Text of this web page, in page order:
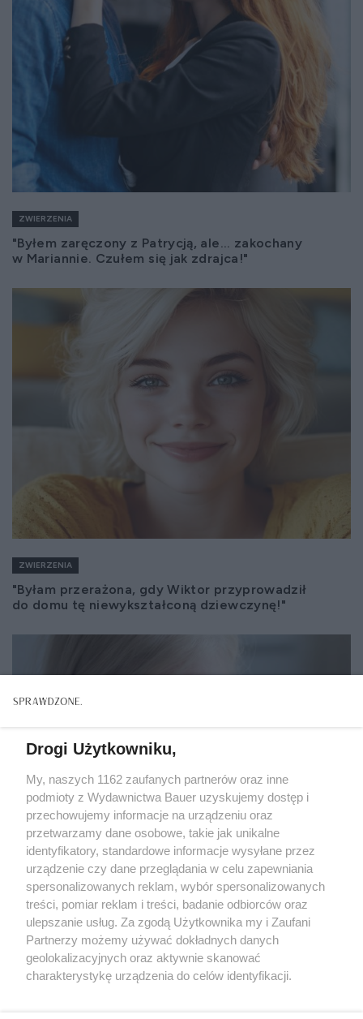
ZWIERZENIA
"Byłem zaręczony z Patrycją, ale... zakochany
w Mariannie. Czułem się jak zdrajca!"
ZWIERZENIA
"Byłam przerażona, gdy Wiktor przyprowadził
do domu tę niewykształconą dziewczynę!"
ZWIERZENIA
„Mój mąż i syn strasznie kłócili się o politykę. Rozejm
nastał w dramatycznych okolicznościach...”
Drogi Użytkowniku,
My, naszych 1162 zaufanych partnerów oraz inne
podmioty z Wydawnictwa Bauer uzyskujemy dostęp i
przechowujemy informacje na urządzeniu oraz
przetwarzamy dane osobowe, takie jak unikalne
identyfikatory, standardowe informacje wysyłane przez
urządzenie czy dane przeglądania w celu zapewniania
spersonalizowanych reklam, wybór spersonalizowanych
treści, pomiar reklam i treści, badanie odbiorców oraz
ulepszanie usług. Za zgodą Użytkownika my i Zaufani
Partnerzy możemy używać dokładnych danych
geolokalizacyjnych oraz aktywnie skanować
charakterystykę urządzenia do celów identyfikacji.